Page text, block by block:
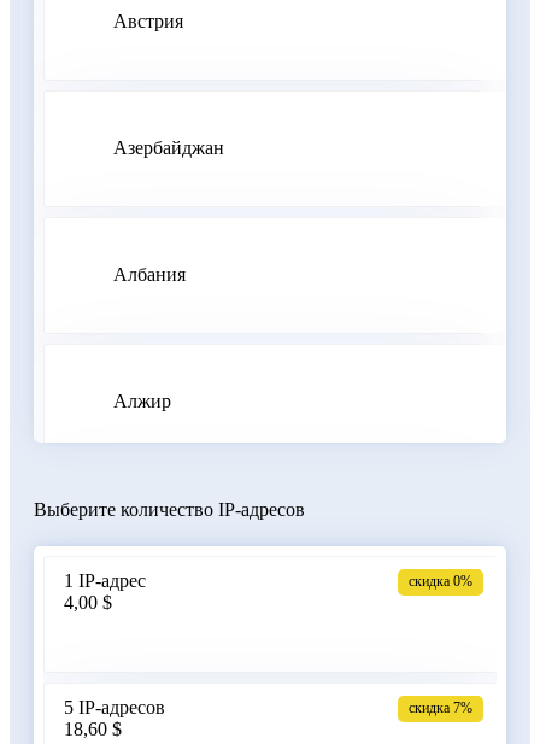
Австрия
Азербайджан
Албания
Алжир
Выберите количество IP-адресов
1 IP-адрес
4,00 $
скидка 0%
5 IP-адресов
18,60 $
скидка 7%